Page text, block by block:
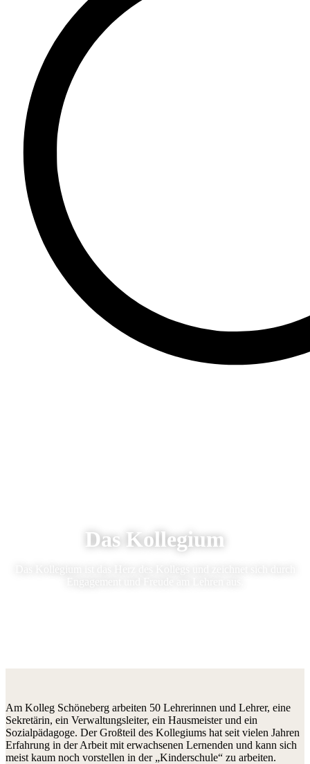
Das Kollegium
Am Kolleg Schöneberg arbeiten 50 Lehrerinnen und Lehrer, eine
Sekretärin, ein Verwaltungsleiter, ein Hausmeister und ein
Sozialpädagoge. Der Großteil des Kollegiums hat seit vielen Jahren
Erfahrung in der Arbeit mit erwachsenen Lernenden und kann sich
meist kaum noch vorstellen in der „Kinderschule“ zu arbeiten.